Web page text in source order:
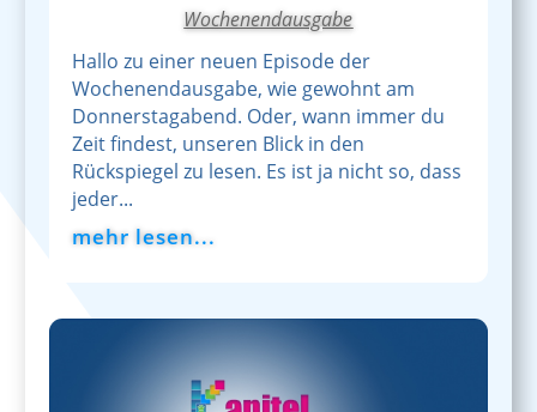
Wochenendausgabe
Hallo zu einer neuen Episode der
Wochenendausgabe, wie gewohnt am
Donnerstagabend. Oder, wann immer du
Zeit findest, unseren Blick in den
Rückspiegel zu lesen. Es ist ja nicht so, dass
jeder...
mehr lesen...